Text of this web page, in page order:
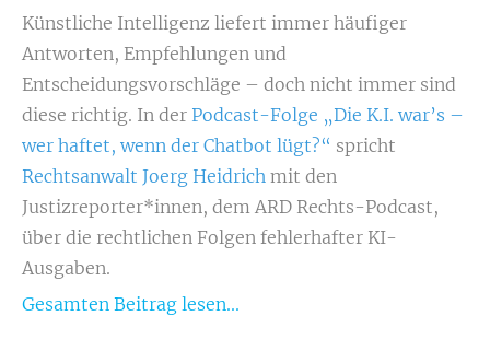
Künstliche Intelligenz liefert immer häufiger
Antworten, Empfehlungen und
Entscheidungsvorschläge – doch nicht immer sind
diese richtig. In der Podcast-Folge „Die K.I. war’s –
wer haftet, wenn der Chatbot lügt?“ spricht
Rechtsanwalt Joerg Heidrich mit den
Justizreporter*innen, dem ARD Rechts-Podcast,
über die rechtlichen Folgen fehlerhafter KI-
Ausgaben.
Gesamten Beitrag lesen...